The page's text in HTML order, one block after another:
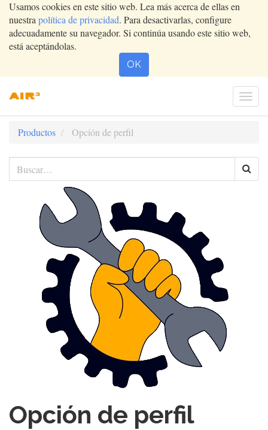
Usamos cookies en este sitio web. Lea más acerca de ellas en
nuestra política de privacidad. Para desactivarlas, configure
adecuadamente su navegador. Si continúa usando este sitio web,
está aceptándolas.
OK
Productos Opción de perfil
Opción de perfil